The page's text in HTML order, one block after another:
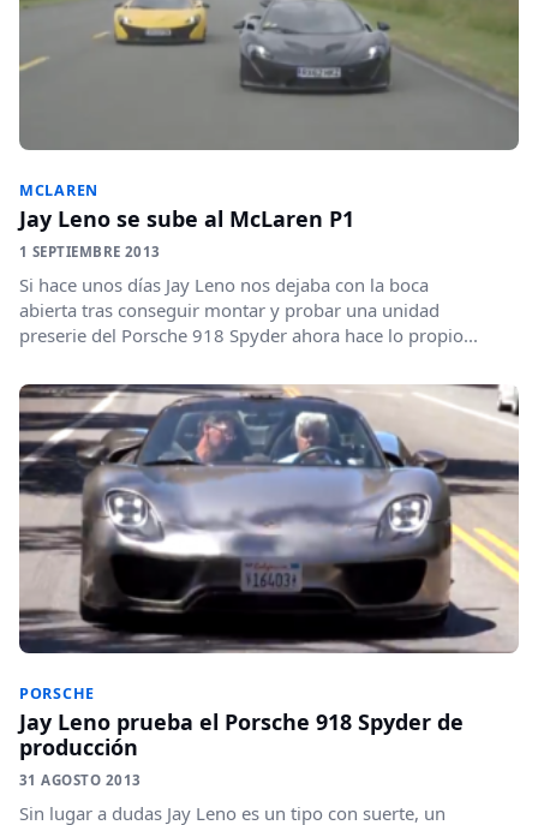
MCLAREN
Jay Leno se sube al McLaren P1
1 SEPTIEMBRE 2013
Si hace unos días Jay Leno nos dejaba con la boca
abierta tras conseguir montar y probar una unidad
preserie del Porsche 918 Spyder ahora hace lo propio...
PORSCHE
Jay Leno prueba el Porsche 918 Spyder de
producción
31 AGOSTO 2013
Sin lugar a dudas Jay Leno es un tipo con suerte, un